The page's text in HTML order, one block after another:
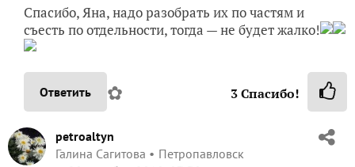
Спасибо, Яна, надо разобрать их по частям и
съесть по отдельности, тогда — не будет жалко!
Ответить ✿ 3Спасибо!
petroaltyn
Галина Сагитова
Петропавловск